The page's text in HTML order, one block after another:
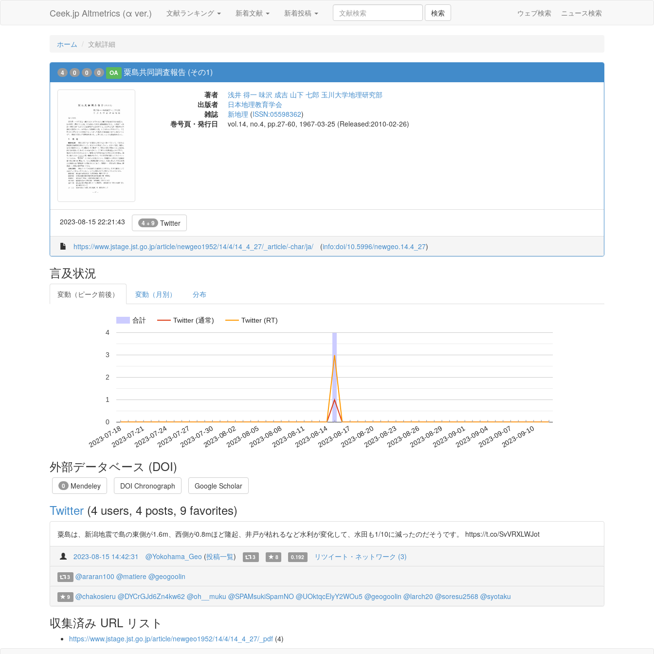
Ceek.jp Altmetrics (α ver.) 文献ランキング 新着文献 新着投稿 検索 ウェブ検索 ニュース検索
ホーム 文献詳細
4 0 0 0 OA 粟島共同調査報告 (その1)
著者 浅井 得一 味沢 成吉 山下 七郎 玉川大学地理研究部
出版者
日本地理教育学会
雑誌
新地理 (ISSN:05598362)
巻号頁・発行日
vol.14, no.4, pp.27-60, 1967-03-25 (Released:2010-02-26)
2023-08-15 22:21:43 4 + 9 Twitter
https://www.jstage.jst.go.jp/article/newgeo1952/14/4/14_4_27/_article/-char/ja/ (info:doi/10.5996/newgeo.14.4_27)
言及状況
変動（ピーク前後） 変動（月別） 分布
合計 Twitter (通常) Twitter (RT)
2023-07-182023-07-212023-07-242023-07-272023-07-302023-08-022023-08-052023-08-082023-08-112023-08-142023-08-172023-08-202023-08-232023-08-262023-08-292023-09-012023-09-042023-09-072023-09-10
0
1
2
3
4
外部データベース (DOI)
0 Mendeley DOI Chronograph Google Scholar
Twitter (4 users, 4 posts, 9 favorites)
粟島は、新潟地震で島の東側が1.6m、西側が0.8mほど隆起、井戸が枯れるなど水利が変化して、水田も1/10に減ったのだそうです。 https://t.co/SvVRXLWJot
2023-08-15 14:42:31 @Yokohama_Geo (投稿一覧) 3 8 0.192 リツイート・ネットワーク (3)
3 @araran100 @matiere @geogoolin
9 @chakosieru @DYCrGJd6Zn4kw62 @oh__muku @SPAMsukiSpamNO @UOktqcElyY2WOu5 @geogoolin @larch20 @soresu2568 @syotaku
収集済み URL リスト
https://www.jstage.jst.go.jp/article/newgeo1952/14/4/14_4_27/_pdf (4)